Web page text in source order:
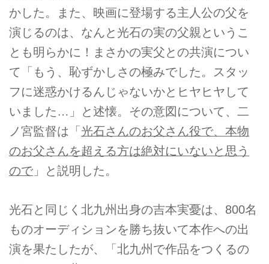
かした。また、映画に登場する主人公の父を
演じるのは、なんと光石の実の父親というこ
とも明らかに！まさかの実父との共演につい
て「もう、恥ずかしさの極みでした。スタッ
フに迷惑かけるんじゃないかとヒヤヒヤして
いました…」と述懐。その意図について、二
ノ宮監督は「 光石さんのお父さん役で、本物
のお父さんを超える方は絶対にいないと思う
ので」と説明した。
光石と同じく北九州出身の吉本実憂は、800名
ものオーディションを勝ち抜いて本作への出
演を果たしたが、「北九州で作品をつくるの